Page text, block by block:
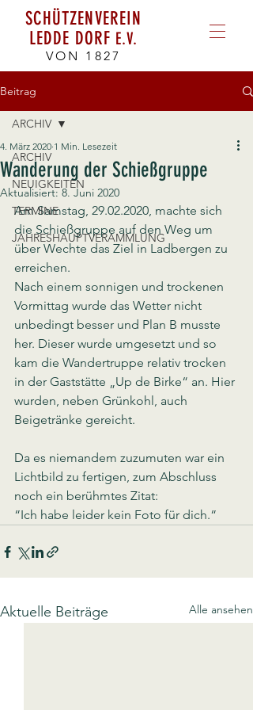
SCHÜTZENVEREIN
LEDDE DORF E.V.
VON 1827
Beitrag
ARCHIV
NEUIGKEITEN
TERMINE
JAHRESHAUPTVERAMMLUNG
ARCHIV
Wanderung der Schießgruppe
4. März 2020 1 Min. Lesezeit
Aktualisiert:8. Juni 2020
Am Samstag, 29.02.2020, machte sich
die Schießgruppe auf den Weg um
über Wechte das Ziel in Ladbergen zu
erreichen.
Nach einem sonnigen und trockenen
Vormittag wurde das Wetter nicht
unbedingt besser und Plan B musste
her. Dieser wurde umgesetzt und so
kam die Wandertruppe relativ trocken
in der Gaststätte „Up de Birke“ an. Hier
wurden, neben Grünkohl, auch
Beigetränke gereicht.
Da es niemandem zuzumuten war ein
Lichtbild zu fertigen, zum Abschluss
noch ein berühmtes Zitat:
“Ich habe leider kein Foto für dich.“
Aktuelle Beiträge Alle ansehen